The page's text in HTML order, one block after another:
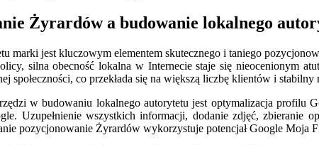
Żyrardów a budowanie lokalnego
marki jest kluczowym elementem skutecznego i taniego
silna obecność lokalna w Internecie staje się nieocenionym
społeczności, co przekłada się na większą liczbę klientów i stabilny
w budowaniu lokalnego autorytetu jest optymalizacja
Uzupełnienie wszystkich informacji, dodanie zdjęć,
pozycjonowanie Żyrardów wykorzystuje potencjał Google Moja